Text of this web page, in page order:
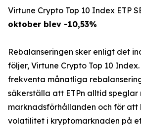
Virtune Crypto Top 10 Index ETP
oktober blev -10,53%
Rebalanseringen sker enligt det
följer, Virtune Crypto Top 10
frekventa månatliga
säkerställa att ETPn alltid
marknadsförhållanden och för att
volatilitet i kryptomarknaden på